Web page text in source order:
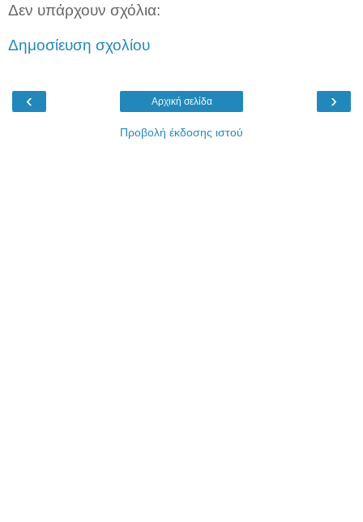
Δεν υπάρχουν σχόλια:
Δημοσίευση σχολίου
‹ ›
Αρχική σελίδα
Προβολή έκδοσης ιστού